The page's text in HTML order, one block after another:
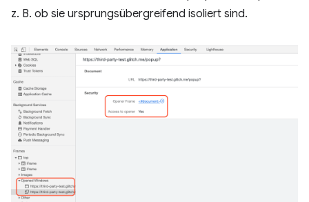
z. B. ob sie ursprungsübergreifend isoliert sind.